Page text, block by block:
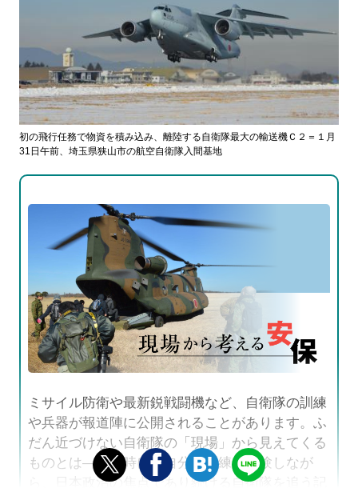
初の飛行任務で物資を積み込み、離陸する自衛隊最大の輸送機Ｃ２＝１月
31日午前、埼玉県狭山市の航空自衛隊入間基地
ミサイル防衛や最新鋭戦闘機など、自衛隊の訓練
や兵器が報道陣に公開されることがあります。ふ
だん近づけない自衛隊の「現場」から見えてくる
ものとは――。時には自分で訓練を体験しなが
ら、日本政治の焦点であり続ける自衛隊を追う記